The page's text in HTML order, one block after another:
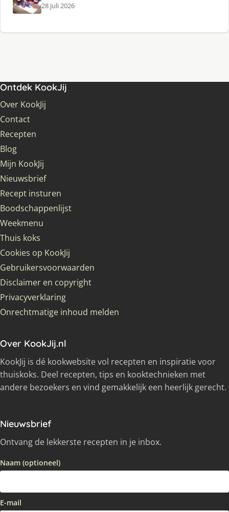
28 juli 2026
Ontdek KookJij
Over KookJij
Contact
Recepten
Blog
Mijn KookJij
Nieuwsbrief
Recept insturen
Boodschappenlijst
Weekmenu
Thuis koks
Cookies op KookJij
Gebruikersvoorwaarden
Disclaimer en copyright
Privacyverklaring
Onrechtmatige inhoud melden
Over KookJij.nl
KookJij is dé kookwebsite vol recepten en inspiratie voor
thuiskoks. Deel recepten, tips en kooktechnieken met
andere bezoekers en vind gemakkelijk een heerlijk gerecht.
Nieuwsbrief
Ontvang de lekkerste recepten in je inbox.
Naam (optioneel)
E-mail